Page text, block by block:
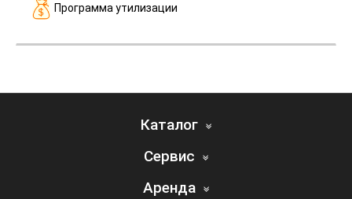
Программа утилизации
Каталог
Сервис
Аренда